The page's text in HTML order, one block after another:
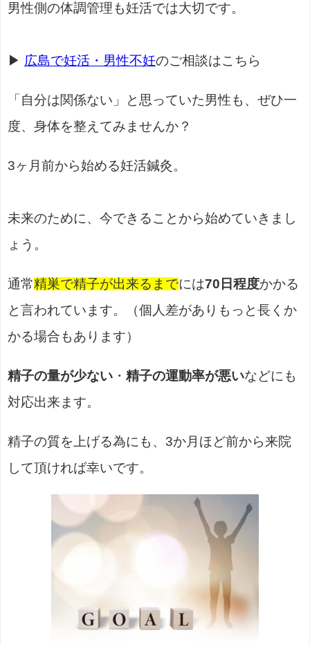
男性側の体調管理も妊活では大切です。
▶ 広島で妊活・男性不妊のご相談はこちら
「自分は関係ない」と思っていた男性も、ぜひ一
度、身体を整えてみませんか？
3ヶ月前から始める妊活鍼灸。
未来のために、今できることから始めていきまし
ょう。
通常精巣で精子が出来るまでには70日程度かかる
と言われています。（個人差がありもっと長くか
かる場合もあります）
精子の量が少ない ・ 精子の運動率が悪いなどにも
対応出来ます。
精子の質を上げる為にも、3か月ほど前から来院
して頂ければ幸いです。